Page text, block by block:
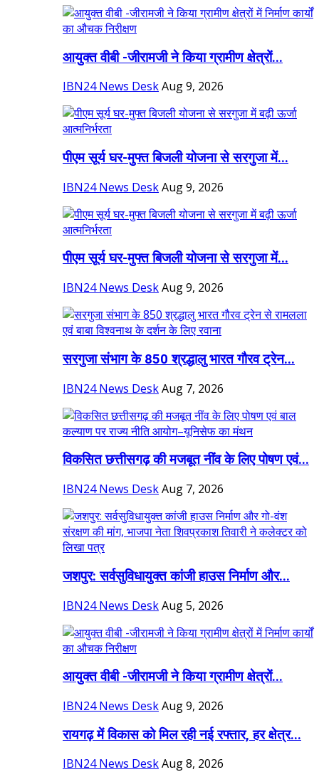
आयुक्त वीबी -जीरामजी ने किया ग्रामीण क्षेत्रों...
IBN24 News DeskAug 9, 2026
पीएम सूर्य घर-मुफ्त बिजली योजना से सरगुजा में...
IBN24 News DeskAug 9, 2026
पीएम सूर्य घर-मुफ्त बिजली योजना से सरगुजा में...
IBN24 News DeskAug 9, 2026
सरगुजा संभाग के 850 श्रद्धालु भारत गौरव ट्रेन...
IBN24 News DeskAug 7, 2026
विकसित छत्तीसगढ़ की मजबूत नींव के लिए पोषण एवं...
IBN24 News DeskAug 7, 2026
जशपुर: सर्वसुविधायुक्त कांजी हाउस निर्माण और...
IBN24 News DeskAug 5, 2026
आयुक्त वीबी -जीरामजी ने किया ग्रामीण क्षेत्रों...
IBN24 News DeskAug 9, 2026
रायगढ़ में विकास को मिल रही नई रफ्तार, हर क्षेत्र...
IBN24 News DeskAug 8, 2026